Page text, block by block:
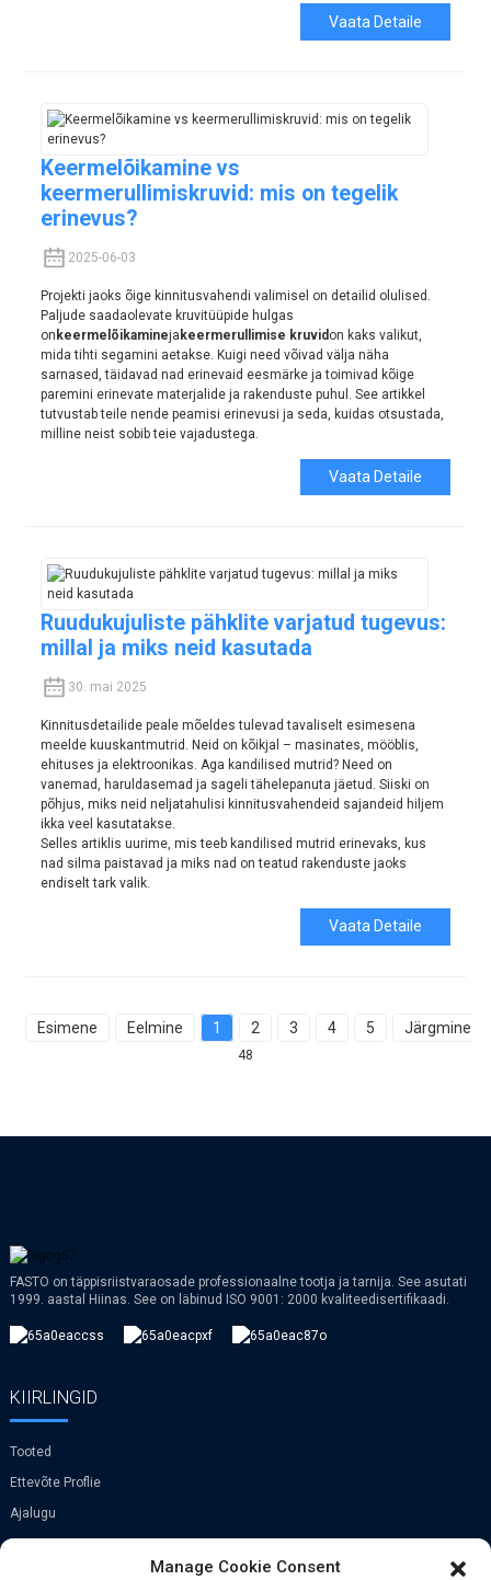
Vaata Detaile
Keermelõikamine vs
keermerullimiskruvid: mis on tegelik
erinevus?
2025-06-03
Projekti jaoks õige kinnitusvahendi valimisel on detailid olulised.
Paljude saadaolevate kruvitüüpide hulgas
on keermelõikamineja keermerullimise kruvid on kaks valikut,
mida tihti segamini aetakse. Kuigi need võivad välja näha
sarnased, täidavad nad erinevaid eesmärke ja toimivad kõige
paremini erinevate materjalide ja rakenduste puhul. See artikkel
tutvustab teile nende peamisi erinevusi ja seda, kuidas otsustada,
milline neist sobib teie vajadustega.
Vaata Detaile
Ruudukujuliste pähklite varjatud tugevus:
millal ja miks neid kasutada
30. mai 2025
Kinnitusdetailide peale mõeldes tulevad tavaliselt esimesena
meelde kuuskantmutrid. Neid on kõikjal – masinates, mööblis,
ehituses ja elektroonikas. Aga kandilised mutrid? Need on
vanemad, haruldasemad ja sageli tähelepanuta jäetud. Siiski on
põhjus, miks neid neljatahulisi kinnitusvahendeid sajandeid hiljem
ikka veel kasutatakse.
Selles artiklis uurime, mis teeb kandilised mutrid erinevaks, kus
nad silma paistavad ja miks nad on teatud rakenduste jaoks
endiselt tark valik.
Vaata Detaile
Esimene Eelmine 1 2 3 4 5 Järgmine
48
FASTO on täppisriistvaraosade professionaalne tootja ja tarnija. See asutati
1999. aastal Hiinas. See on läbinud ISO 9001: 2000 kvaliteedisertifikaadi.
KIIRLINGID
Tooted
Ettevõte Proflie
Ajalugu
VR
Manage Cookie Consent